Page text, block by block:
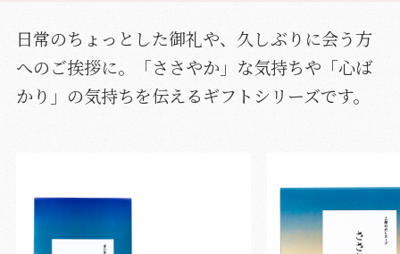
日常のちょっとした御礼や、久しぶりに会う方
へのご挨拶に。「ささやか」な気持ちや「心ば
かり」の気持ちを伝えるギフトシリーズです。